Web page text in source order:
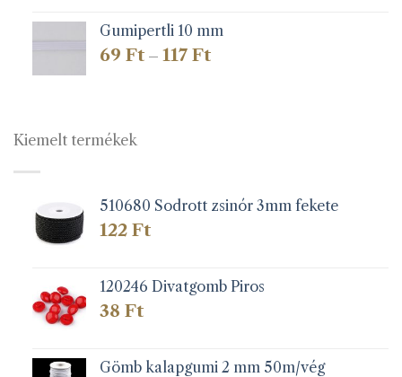
Gumipertli 10 mm
69 Ft – 117 FtÁrtartomány:
Kiemelt termékek
510680 Sodrott zsinór 3mm fekete
122 Ft
120246 Divatgomb Piros
38 Ft
Gömb kalapgumi 2 mm 50m/vég